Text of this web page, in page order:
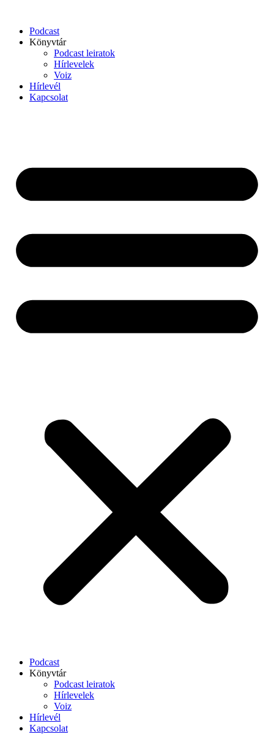
Podcast
Könyvtár
Podcast leiratok
Hírlevelek
Voiz
Hírlevél
Kapcsolat
Podcast
Könyvtár
Podcast leiratok
Hírlevelek
Voiz
Hírlevél
Kapcsolat